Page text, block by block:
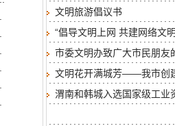
文明旅游倡议书
“倡导文明上网 共建网络文
市委文明办致广大市民朋友
文明花开满城芳——我市创
渭南和韩城入选国家级工业